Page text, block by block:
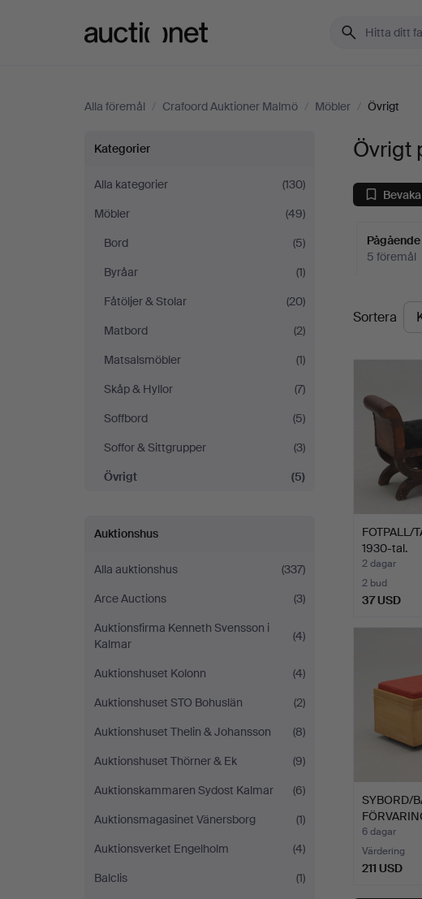
Alla föremål / Crafoord Auktioner Malmö / Möbler / Övrigt
Övrigt
på
Crafoord
Auktioner
Malmö
Kategorier
Alla kategorier
(130)
Möbler
(49)
Bord
(5)
Byråar
(1)
Fåtöljer & Stolar
(20)
Matbord
(2)
Matsalsmöbler
(1)
Skåp & Hyllor
(7)
Soffbord
(5)
Soffor & Sittgrupper
(3)
Övrigt
(5)
Auktionshus
Alla auktionshus
(337)
Arce Auctions
(3)
Auktionsfirma Kenneth Svensson i
Kalmar
(4)
Auktionshuset Kolonn
(4)
Auktionshuset STO Bohuslän
(2)
Auktionshuset Thelin & Johansson
(8)
Auktionshuset Thörner & Ek
(9)
Auktionskammaren Sydost Kalmar
(6)
Auktionsmagasinet Vänersborg
(1)
Auktionsverket Engelholm
(4)
Balclis
(1)
Övrigt
5 föremål
Sortera
FOTPALL/
1930-tal.
2 dagar
2 bud
37 USD
SYBORD/
1900-ta…
6 dagar
Värdering
211 USD